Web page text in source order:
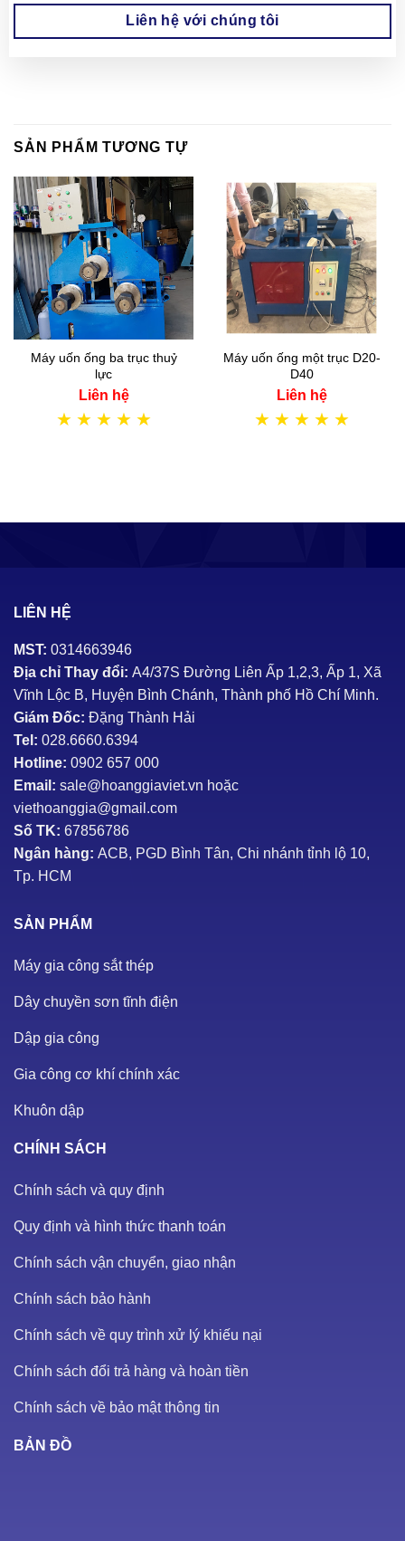
Liên hệ với chúng tôi
SẢN PHẨM TƯƠNG TỰ
Máy uốn ống ba trục thuỷ
lực
Liên hệ
★ ★ ★ ★ ★
Máy uốn ống một trục D20-
D40
Liên hệ
★ ★ ★ ★ ★
LIÊN HỆ
MST: 0314663946
Địa chỉ Thay đổi: A4/37S Đường Liên Ấp 1,2,3, Ấp 1, Xã
Vĩnh Lộc B, Huyện Bình Chánh, Thành phố Hồ Chí Minh.
Giám Đốc: Đặng Thành Hải
Tel: 028.6660.6394
Hotline: 0902 657 000
Email: sale@hoanggiaviet.vn hoặc
viethoanggia@gmail.com
Số TK: 67856786
Ngân hàng: ACB, PGD Bình Tân, Chi nhánh tỉnh lộ 10,
Tp. HCM
SẢN PHẨM
Máy gia công sắt thép
Dây chuyền sơn tĩnh điện
Dập gia công
Gia công cơ khí chính xác
Khuôn dập
CHÍNH SÁCH
Chính sách và quy định
Quy định và hình thức thanh toán
Chính sách vận chuyển, giao nhận
Chính sách bảo hành
Chính sách về quy trình xử lý khiếu nại
Chính sách đổi trả hàng và hoàn tiền
Chính sách về bảo mật thông tin
BẢN ĐỒ